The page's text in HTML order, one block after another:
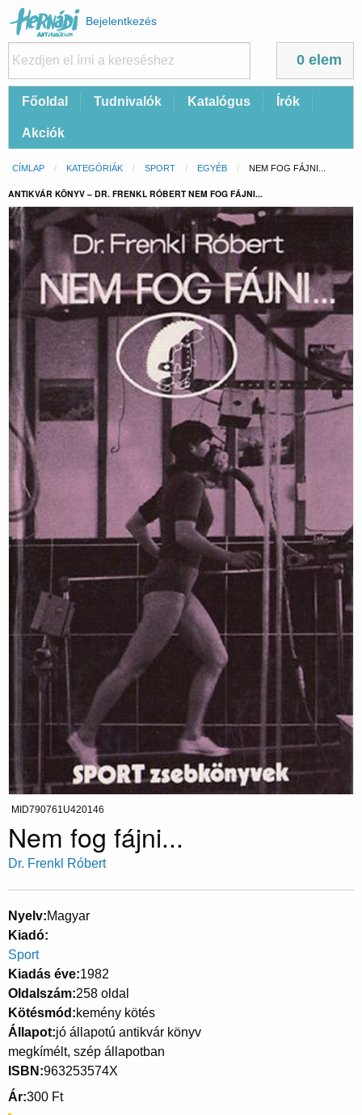
Felhasználói
fiók
menüje
Bejelentkezés
0 elem
FőFőoldal Tudnivalók Katalógus Írók
Akciók
Morzsa
CÍMLAP KATEGÓRIÁK SPORT EGYÉB CURRENT:
NEM FOG FÁJNI...
ANTIKVÁR KÖNYV – DR. FRENKL RÓBERT NEM FOG FÁJNI...
MID790761U420146
Nem fog fájni...
Dr. Frenkl Róbert
Nyelv Magyar
Kiadó
Sport
Kiadás éve 1982
Oldalszám 258 oldal
Kötésmód kemény kötés
Állapot jó állapotú antikvár könyv
megkímélt, szép állapotban
ISBN 963253574X
Ár 300 Ft